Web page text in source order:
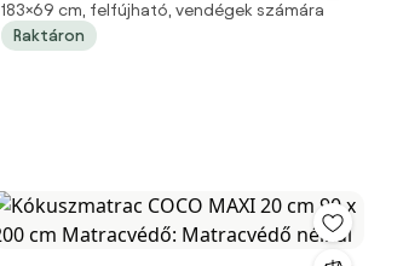
183×69 cm, felfújható, vendégek számára
Raktáron